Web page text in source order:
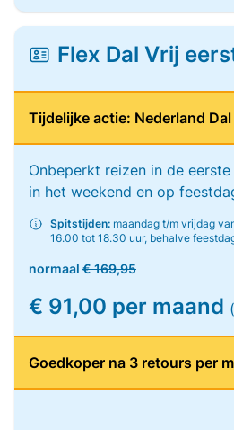
Flex Dal Vrij
Tijdelijke actie: Nederland
Onbeperkt reizen in de
in het weekend en op
Spitstijden: maandag t/m vrijdag
16.00 tot 18.30 uur, behalve
normaal € 169,95
€ 91,00 per maand
Goedkoper na 3 retours per